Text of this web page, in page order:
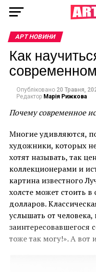
АРТ НОВИНИ
Как
Опубліковано 20 Травня,
Редактор Марія Рижкова
Почему современное
Многие удивляются,
художники, которых
хотят называть, так
коллекционерами и
картина известного
холсте может стоить
долларов.
услышать от человека,
заинтересовавшегося
тоже так могу!». А вот